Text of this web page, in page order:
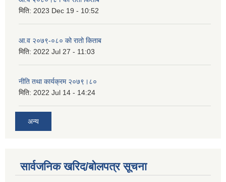
मिति: 2023 Dec 19 - 10:52
आ.व २०७९-०८० को रातो किताब
मिति: 2022 Jul 27 - 11:03
नीति तथा कार्यक्रम २०७९।८०
मिति: 2022 Jul 14 - 14:24
अन्य
सार्वजनिक खरिद/बोलपत्र सूचना